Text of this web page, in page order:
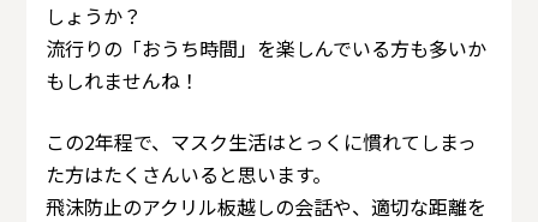
しょうか？
流行りの「おうち時間」を楽しんでいる方も多いか
もしれませんね！
この2年程で、マスク生活はとっくに慣れてしまっ
た方はたくさんいると思います。
飛沫防止のアクリル板越しの会話や、適切な距離を